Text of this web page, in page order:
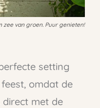
van groen. Puur genieten!
setting
omdat de
met de